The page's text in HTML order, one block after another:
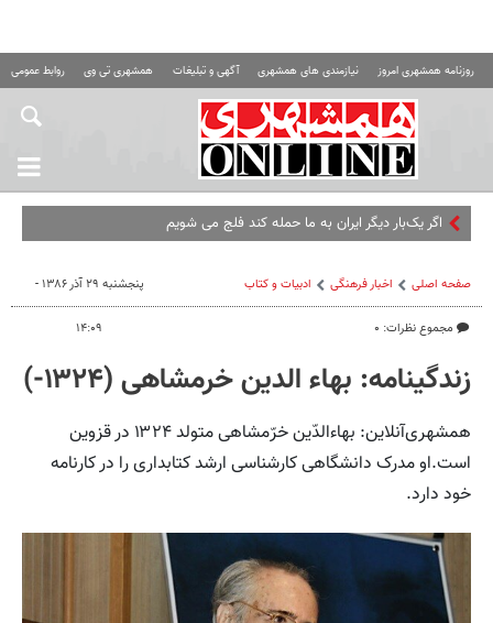
روزنامه همشهری امروز نیازمندی های همشهری آگهی و تبلیغات همشهری تی وی روابط عمومی
اگر یک‌بار دیگر ایران به ما حمله کند فلج می شویم
صفحه اصلی اخبار فرهنگی ادبیات و کتاب
مجموع نظرات: ۰
پنجشنبه ۲۹ آذر ۱۳۸۶ -
۱۴:۰۹
زندگینامه: بهاء الدین خرمشاهی (۱۳۲۴-)
همشهری‌آنلاین: بهاءالدّین خرّمشاهی متولد ۱۳۲۴ در قزوین‌
است.او مدرک دانشگاهی‌ کارشناسی ارشد کتابداری‌ را در کارنامه
خود دارد.